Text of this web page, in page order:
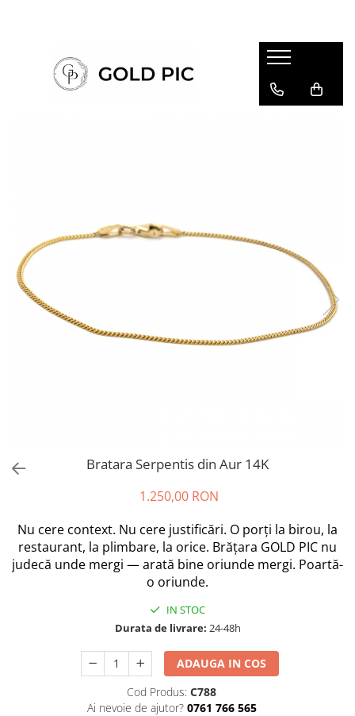
Bratara Serpentis din Aur 14K
1.250,00 RON
Nu cere context. Nu cere justificări. O porți la birou, la
restaurant, la plimbare, la orice. Brățara GOLD PIC nu
judecă unde mergi — arată bine oriunde mergi. Poartă-
o oriunde.
IN STOC
Durata de livrare: 24-48h
ADAUGA IN COS
Cod Produs: C788
Ai nevoie de ajutor? 0761 766 565